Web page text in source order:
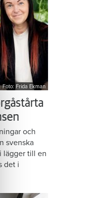
Foto: Frida Ekman
och
svenska
lägger till en
det i